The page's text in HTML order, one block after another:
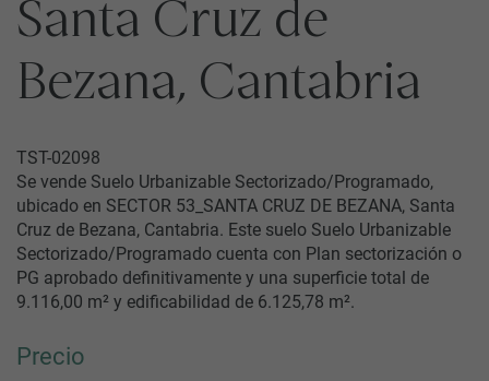
Santa Cruz de
Bezana, Cantabria
TST-02098
Se vende Suelo Urbanizable Sectorizado/Programado,
ubicado en SECTOR 53_SANTA CRUZ DE BEZANA, Santa
Cruz de Bezana, Cantabria. Este suelo Suelo Urbanizable
Sectorizado/Programado cuenta con Plan sectorización o
PG aprobado definitivamente y una superficie total de
9.116,00 m² y edificabilidad de 6.125,78 m².
Precio